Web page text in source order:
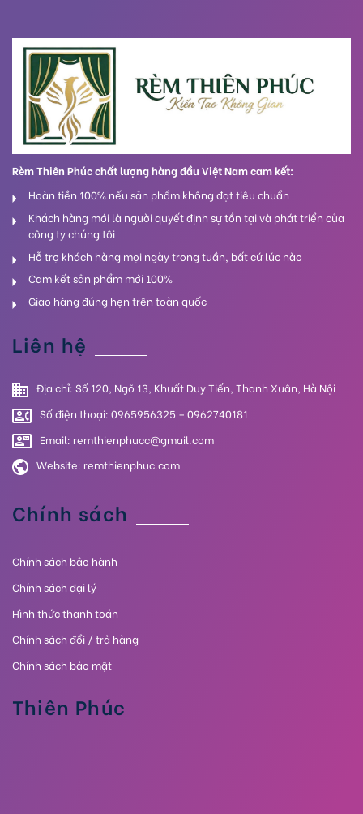
Rèm Thiên Phúc chất lượng hàng đầu Việt Nam cam kết:
Hoàn tiền 100% nếu sản phẩm không đạt tiêu chuẩn
Khách hàng mới là người quyết định sự tồn tại và phát triển của
công ty chúng tôi
Hỗ trợ khách hàng mọi ngày trong tuần, bất cứ lúc nào
Cam kết sản phẩm mới 100%
Giao hàng đúng hẹn trên toàn quốc
Liên hệ
Địa chỉ: Số 120, Ngõ 13, Khuất Duy Tiến, Thanh Xuân, Hà Nội
Số điện thoại: 0965956325 – 0962740181
Email: remthienphucc@gmail.com
Website: remthienphuc.com
Chính sách
Chính sách bảo hành
Chính sách đại lý
Hình thức thanh toán
Chính sách đổi / trả hàng
Chính sách bảo mật
Thiên Phúc